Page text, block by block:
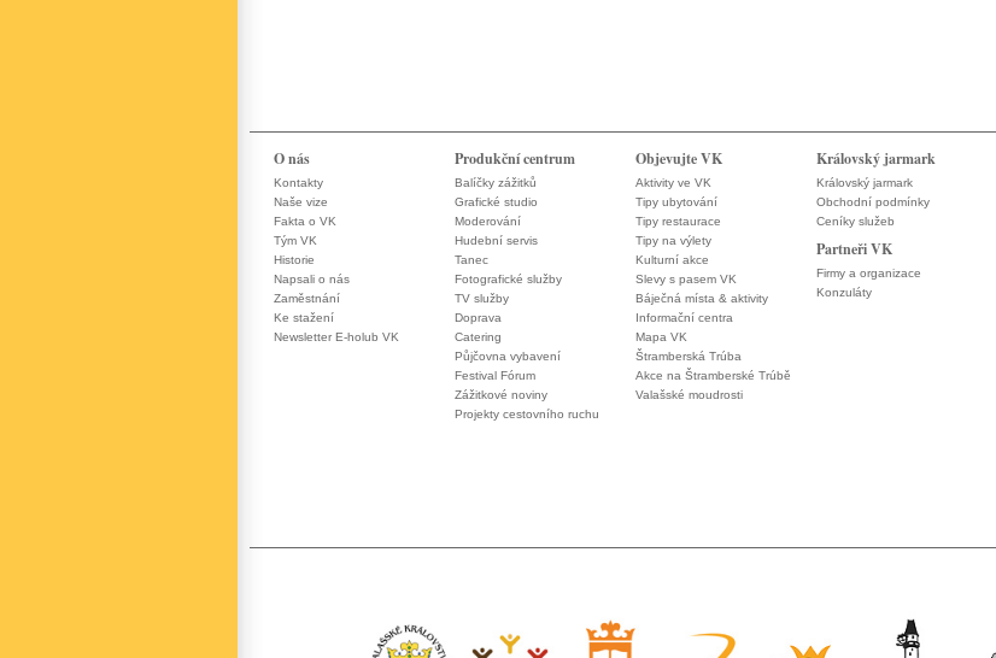
O nás
Kontakty
Naše vize
Fakta o VK
Tým VK
Historie
Napsali o nás
Zaměstnání
Ke stažení
Newsletter E-holub VK
Produkční centrum
Balíčky zážitků
Grafické studio
Moderování
Hudební servis
Tanec
Fotografické služby
TV služby
Doprava
Catering
Půjčovna vybavení
Festival Fórum
Zážitkové noviny
Projekty cestovního ruchu
Objevujte VK
Aktivity ve VK
Tipy ubytování
Tipy restaurace
Tipy na výlety
Kulturní akce
Slevy s pasem VK
Báječná místa & aktivity
Informační centra
Mapa VK
Štramberská Trúba
Akce na Štramberské Trúbě
Valašské moudrosti
Královský jarmark
Královský jarmark
Obchodní podmínky
Ceníky služeb
Partneři VK
Firmy a organizace
Konzuláty